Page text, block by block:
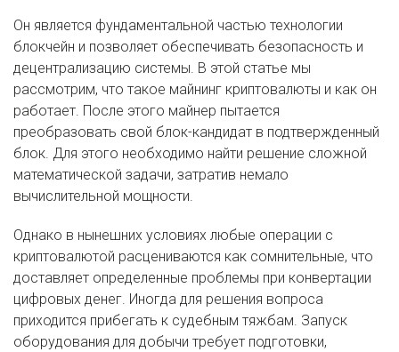
Он является фундаментальной частью технологии
блокчейн и позволяет обеспечивать безопасность и
децентрализацию системы. В этой статье мы
рассмотрим, что такое майнинг криптовалюты и как он
работает. После этого майнер пытается
преобразовать свой блок-кандидат в подтвержденный
блок. Для этого необходимо найти решение сложной
математической задачи, затратив немало
вычислительной мощности.
Однако в нынешних условиях любые операции с
криптовалютой расцениваются как сомнительные, что
доставляет определенные проблемы при конвертации
цифровых денег. Иногда для решения вопроса
приходится прибегать к судебным тяжбам. Запуск
оборудования для добычи требует подготовки,